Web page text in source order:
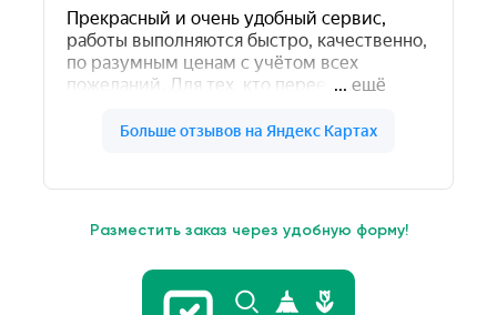
Разместить заказ через удобную форму!